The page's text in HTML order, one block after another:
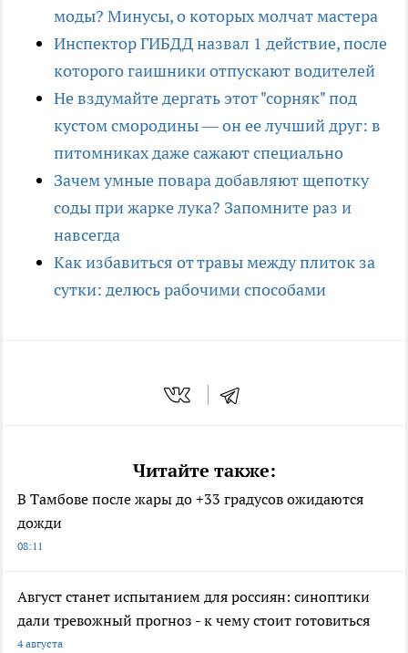
моды? Минусы, о которых молчат мастера
Инспектор ГИБДД назвал 1 действие, после
которого гаишники отпускают водителей
Не вздумайте дергать этот "сорняк" под
кустом смородины — он ее лучший друг: в
питомниках даже сажают специально
Зачем умные повара добавляют щепотку
соды при жарке лука? Запомните раз и
навсегда
Как избавиться от травы между плиток за
сутки: делюсь рабочими способами
Читайте также:
В Тамбове после жары до +33 градусов ожидаются
дожди
08:11
Август станет испытанием для россиян: синоптики
дали тревожный прогноз - к чему стоит готовиться
4 августа